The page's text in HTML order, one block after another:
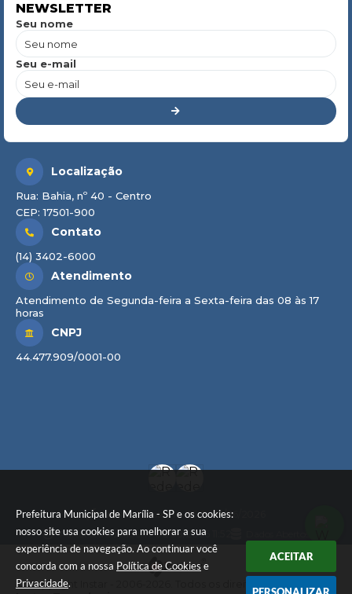
Prefeitura Municipal de Marília - SP e os cookies:
nosso site usa cookies para melhorar a sua
experiência de navegação. Ao continuar você
concorda com a nossa Política de Cookies e
Privacidade.
ACEITAR
NEWSLETTER
Seu nome
Seu e-mail
Localização
Rua: Bahia, nº 40 - Centro
CEP: 17501-900
Contato
(14) 3402-6000
Atendimento
Atendimento de Segunda-feira a Sexta-feira das 08 às 17
horas
CNPJ
44.477.909/0001-00
Versão do Sistema: 3.5.3 - 19/06/2026
Portal atualizado em:06/08/2026 11:52
© Copyright Instar - 2006-2026. Todos os direitos reservados -